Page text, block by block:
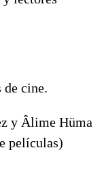
de cine.
y Âlime Hüma
películas)